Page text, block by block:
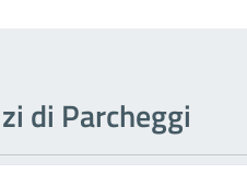
di Parcheggi